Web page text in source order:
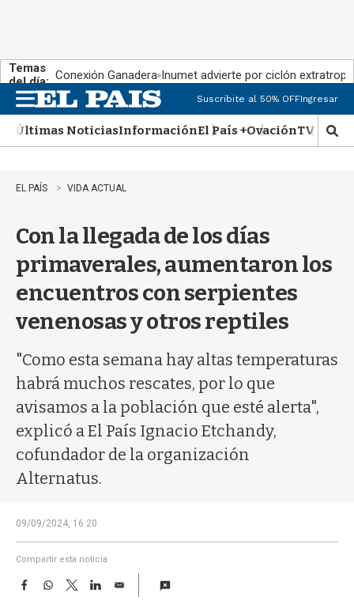
Temas
del día: Conexión Ganadera Inumet advierte por ciclón
n
u
Suscribite al 50% OFFIngresar
Últimas NoticiasInformaciónEl País +OvaciónTV Show
M
o
�
a
EL PAÍS VIDA ACTUAL
Con la llegada de los días
primaverales, aumentaron los
encuentros con serpientes
venenosas y otros reptiles
"Como esta semana hay altas temperaturas
habrá muchos rescates, por lo que
avisamos a la población que esté alerta",
explicó a El País Ignacio Etchandy,
cofundador de la organización
Alternatus.
09/09/2024, 16:20
Compartir esta noticia
F
W
T
w
L
E